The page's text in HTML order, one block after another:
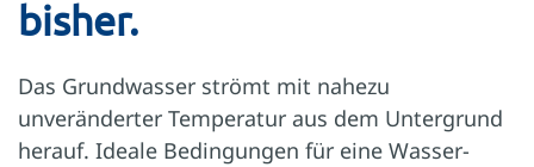
bisher.
Das Grundwasser strömt mit nahezu
unveränderter Temperatur aus dem Untergrund
herauf. Ideale Bedingungen für eine Wasser-